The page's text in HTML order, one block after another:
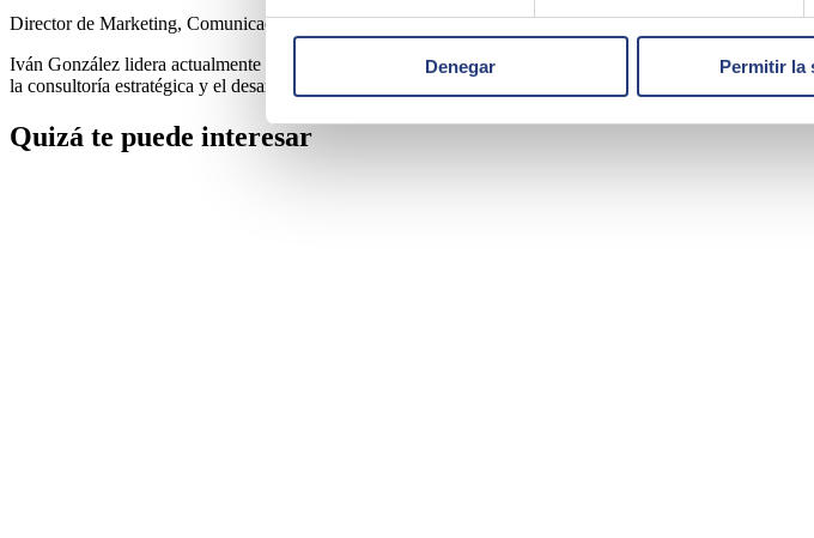
Denegar Permitir la
Director de Marketing, Comunicación y Sostenibilidad en SEIDOR
Iván González lidera actualmente las áreas de marketing, comunicación y sostenibilidad en SEIDOR. Ha
la consultoría estratégica y el desarrollo de negocio, ayudando a organizaciones a competir a través de la
Quizá te puede interesar